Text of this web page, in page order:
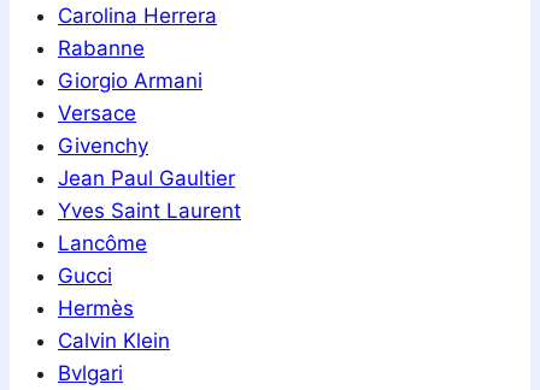
Carolina Herrera
Rabanne
Giorgio Armani
Versace
Givenchy
Jean Paul Gaultier
Yves Saint Laurent
Lancôme
Gucci
Hermès
Calvin Klein
Bvlgari